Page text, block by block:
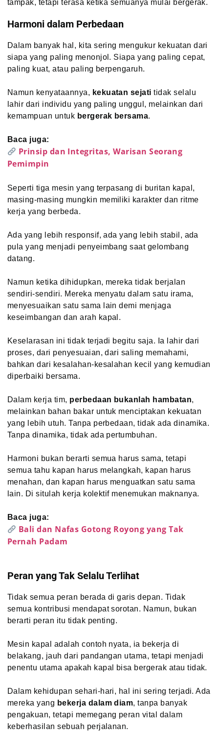
tampak, tetapi terasa ketika semuanya mulai bergerak.
Harmoni dalam Perbedaan
Dalam banyak hal, kita sering mengukur kekuatan dari
siapa yang paling menonjol. Siapa yang paling cepat,
paling kuat, atau paling berpengaruh.
Namun kenyataannya, kekuatan sejati tidak selalu
lahir dari individu yang paling unggul, melainkan dari
kemampuan untuk bergerak bersama.
Baca juga:
Prinsip dan Integritas, Warisan Seorang
Pemimpin
Seperti tiga mesin yang terpasang di buritan kapal,
masing-masing mungkin memiliki karakter dan ritme
kerja yang berbeda.
Ada yang lebih responsif, ada yang lebih stabil, ada
pula yang menjadi penyeimbang saat gelombang
datang.
Namun ketika dihidupkan, mereka tidak berjalan
sendiri-sendiri. Mereka menyatu dalam satu irama,
menyesuaikan satu sama lain demi menjaga
keseimbangan dan arah kapal.
Keselarasan ini tidak terjadi begitu saja. Ia lahir dari
proses, dari penyesuaian, dari saling memahami,
bahkan dari kesalahan-kesalahan kecil yang kemudian
diperbaiki bersama.
Dalam kerja tim, perbedaan bukanlah hambatan,
melainkan bahan bakar untuk menciptakan kekuatan
yang lebih utuh. Tanpa perbedaan, tidak ada dinamika.
Tanpa dinamika, tidak ada pertumbuhan.
Harmoni bukan berarti semua harus sama, tetapi
semua tahu kapan harus melangkah, kapan harus
menahan, dan kapan harus menguatkan satu sama
lain. Di situlah kerja kolektif menemukan maknanya.
Baca juga:
Bali dan Nafas Gotong Royong yang Tak
Pernah Padam
Peran yang Tak Selalu Terlihat
Tidak semua peran berada di garis depan. Tidak
semua kontribusi mendapat sorotan. Namun, bukan
berarti peran itu tidak penting.
Mesin kapal adalah contoh nyata, ia bekerja di
belakang, jauh dari pandangan utama, tetapi menjadi
penentu utama apakah kapal bisa bergerak atau tidak.
Dalam kehidupan sehari-hari, hal ini sering terjadi. Ada
mereka yang bekerja dalam diam, tanpa banyak
pengakuan, tetapi memegang peran vital dalam
keberhasilan sebuah perjalanan.